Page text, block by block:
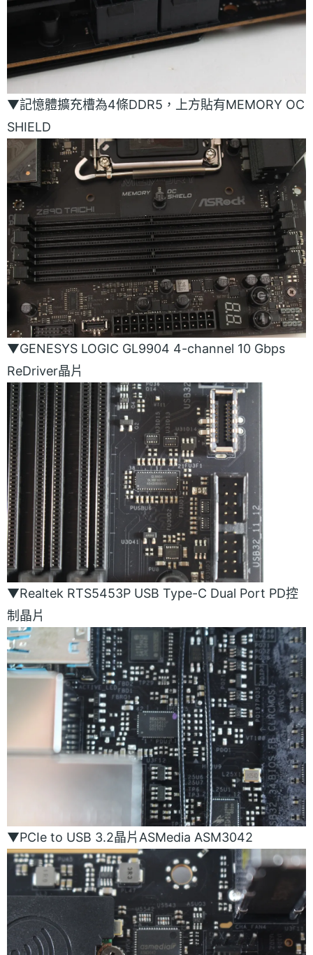
▼記憶體擴充槽為4條DDR5，上方貼有MEMORY OC
SHIELD
▼GENESYS LOGIC GL9904 4-channel 10 Gbps
ReDriver晶片
▼Realtek RTS5453P USB Type-C Dual Port PD控
制晶片
▼PCIe to USB 3.2晶片ASMedia ASM3042